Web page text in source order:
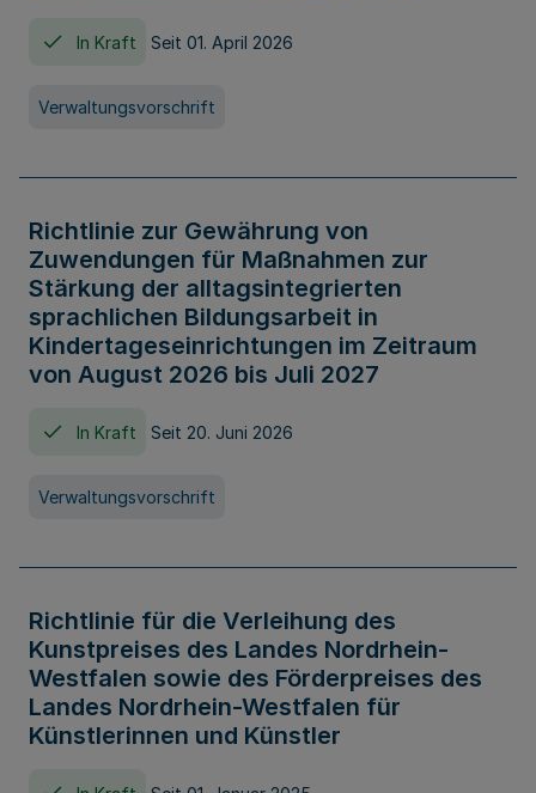
In Kraft Seit 01. April 2026
Verwaltungsvorschrift
Richtlinie zur Gewährung von
Zuwendungen für Maßnahmen zur
Stärkung der alltagsintegrierten
sprachlichen Bildungsarbeit in
Kindertageseinrichtungen im Zeitraum
von August 2026 bis Juli 2027
In Kraft Seit 20. Juni 2026
Verwaltungsvorschrift
Richtlinie für die Verleihung des
Kunstpreises des Landes Nordrhein-
Westfalen sowie des Förderpreises des
Landes Nordrhein-Westfalen für
Künstlerinnen und Künstler